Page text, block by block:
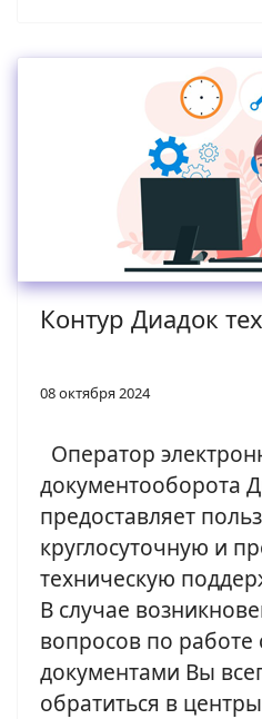
Контур Диадок
08 октября 2024
Оператор
документооборота
предоставляет
круглосуточную и
техническую
В случае
вопросов по
документами Вы
обратиться в